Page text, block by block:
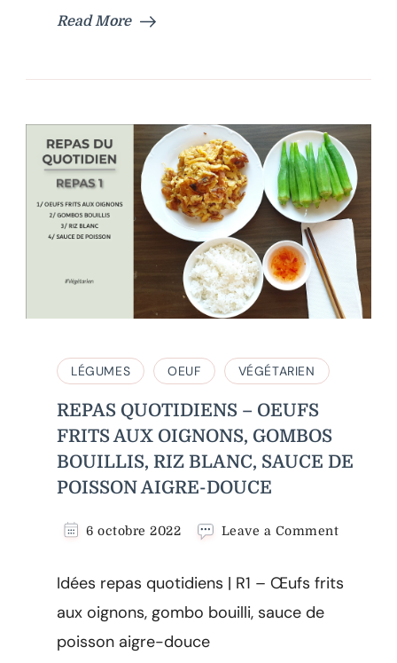
Read More
LÉGUMES OEUF VÉGÉTARIEN
REPAS QUOTIDIENS – OEUFS
FRITS AUX OIGNONS, GOMBOS
BOUILLIS, RIZ BLANC, SAUCE DE
POISSON AIGRE-DOUCE
6 octobre 2022 Leave a Commenton
–
Idées repas quotidiens | R1 – Œufs frits
aux oignons, gombo bouilli, sauce de
poisson aigre-douce